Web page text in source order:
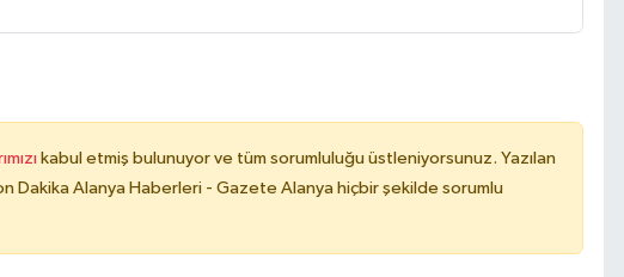
kabul etmiş bulunuyor ve tüm sorumluluğu üstleniyorsunuz. Yazılan
Dakika Alanya Haberleri - Gazete Alanya hiçbir şekilde sorumlu